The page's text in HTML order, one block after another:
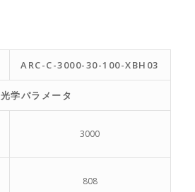
ARC-C-3000-30-100-XBH03
光学パラメータ
3000
808